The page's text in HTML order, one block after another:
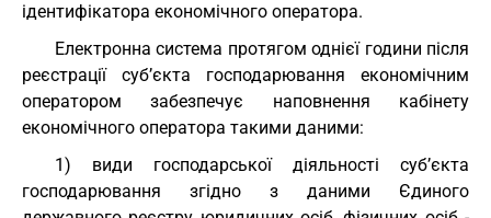
ідентифікатора економічного оператора.
Електронна система протягом однієї години після
реєстрації суб’єкта господарювання економічним
оператором забезпечує наповнення кабінету
економічного оператора такими даними:
1) види господарської діяльності суб’єкта
господарювання згідно з даними Єдиного